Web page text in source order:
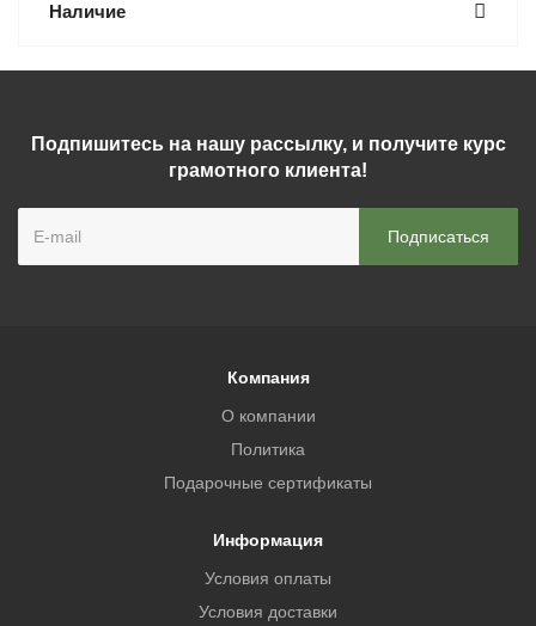
Наличие
Подпишитесь на нашу рассылку, и получите курс
грамотного клиента!
Компания
О компании
Политика
Подарочные сертификаты
Информация
Условия оплаты
Условия доставки